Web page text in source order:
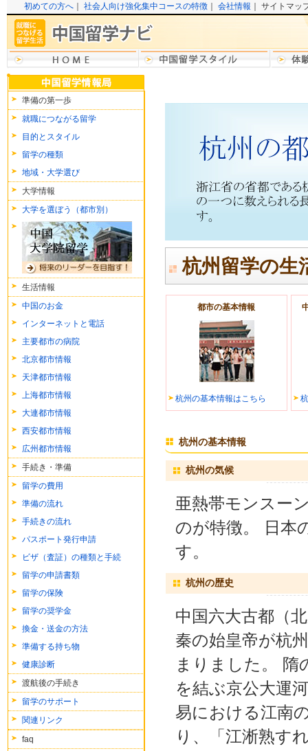
初めての方へ 社会人向け強化集中コースの特徴 会社情報 ｜ サイトマッ
準備の第一歩
就職につながる留学
目的とスタイル
留学の種類
地域・大学選び
大学情報
大学を選ぼう（都市別）
生活情報
中国のお金
インターネットと電話
主要都市の病院
北京都市情報
天津都市情報
上海都市情報
大連都市情報
西安都市情報
広州都市情報
手続き・準備
留学の費用
準備の流れ
手続きの流れ
パスポート発行申請
ビザ（査証）の種類と手続
留学の申請書類
留学の保険
留学の奨学金
換金・送金の方法
準備する持ち物
健康診断
渡航後の手続き
留学のサポート
関連リンク
faq
杭州留学の生
都市の基本情報
杭州の基本情報はこちら
杭州の基本情報
杭州の気候
亜熱帯モンスー
のが特徴。 日本
す。
杭州の歴史
中国六大古都（
秦の始皇帝が杭
まりました。 隋
を結ぶ京公大運
易における江南
り、「江淅熟す